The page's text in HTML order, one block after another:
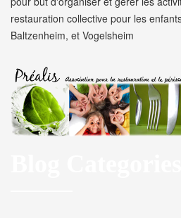
restauration collective pour les
Baltzenheim, et Vogelsheim